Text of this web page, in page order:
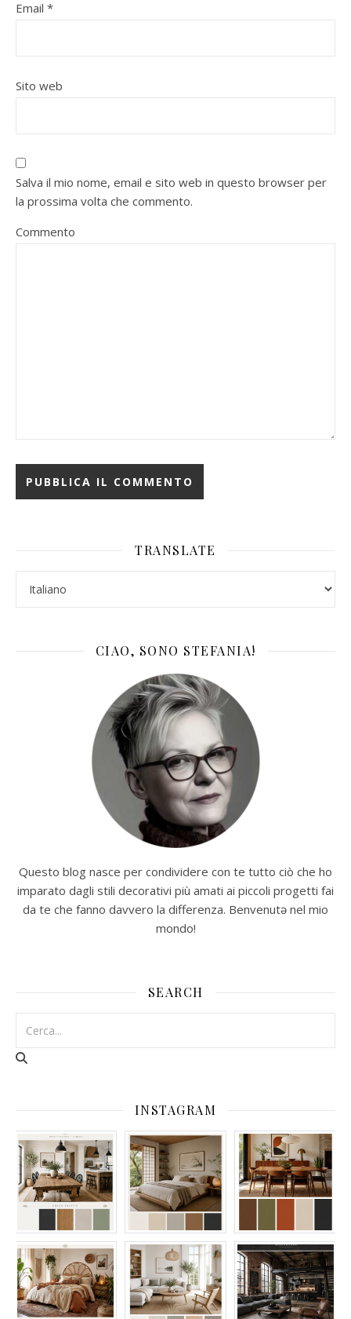
Email *
Sito web
Salva il mio nome, email e sito web in questo browser per
la prossima volta che commento.
Commento
TRANSLATE
CIAO, SONO STEFANIA!
Questo blog nasce per condividere con te tutto ciò che ho
imparato dagli stili decorativi più amati ai piccoli progetti fai
da te che fanno davvero la differenza. Benvenutə nel mio
mondo!
SEARCH
INSTAGRAM